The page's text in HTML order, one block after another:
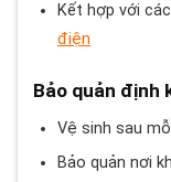
Kết hợp với
điện
Bảo quản định
Vệ sinh sau
Bảo quản nơi